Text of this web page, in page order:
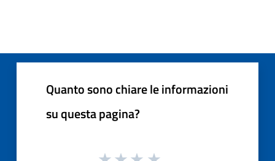
Quanto sono chiare le informazioni
su questa pagina?